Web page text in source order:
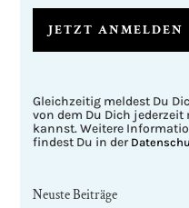
t
e
r
n
v
Gleichzeitig meldest Du
von dem Du Dich
kannst. Weitere
findest Du in der
Neuste Beiträge